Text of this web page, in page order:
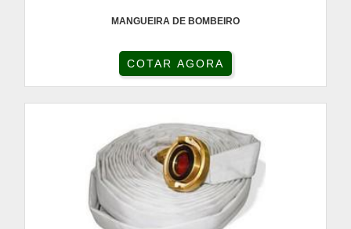
MANGUEIRA DE BOMBEIRO
COTAR AGORA